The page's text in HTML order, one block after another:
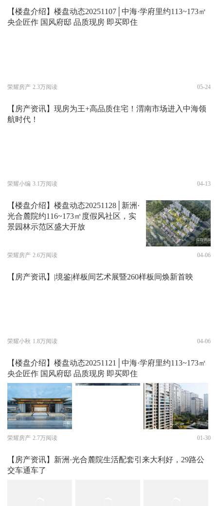
【楼盘介绍】楼盘动态20251107│中海·学府里约113~173㎡
央企匠作 国风府邸 品质现房 即买即住
荣耀房产 2.3万阅读 05-24
【房产资讯】现房为王+高品质住宅！渭南市场进入中海领
航时代！
荣耀小编 3.1万阅读 04-13
【楼盘介绍】楼盘动态20251128│新洲·
光合麓院约116~173㎡度假风社区，实
景园林示范区盛大开放
荣耀房产 2.6万阅读 04-06
【房产资讯】|境鉴|样板间艺术展暨260样板间焕新首映
荣耀小秋 1.8万阅读 04-06
【楼盘介绍】楼盘动态20251121│中海·学府里约113~173㎡
央企匠作 国风府邸 品质现房 即买即住
荣耀房产 2.7万阅读 01-30
【房产资讯】新洲·光合麓院生活配套引来大利好，29路公
交车通车了